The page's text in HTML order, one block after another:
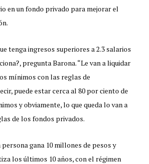
en un fondo privado para mejorar el
tenga ingresos superiores a 2.3 salarios
pregunta Barona. “Le van a liquidar
mínimos con las reglas de
puede estar cerca al 80 por ciento de
y obviamente, lo que queda lo van a
de los fondos privados.
gana 10 millones de pesos y
los últimos 10 años, con el régimen